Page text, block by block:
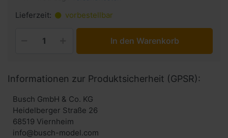
Lieferzeit: vorbestellbar
In den Warenkorb
Informationen zur Produktsicherheit (GPSR):
Busch GmbH & Co. KG
Heidelberger Straße 26
68519 Viernheim
info@busch-model.com